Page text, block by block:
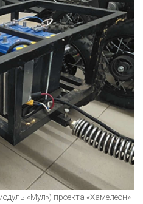
«Мул») проекта «Хамелеон»